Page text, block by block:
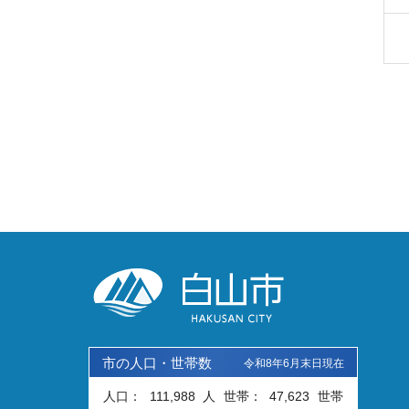
市の人口・世帯数 令和8年6月末日現在
人口： 111,988 人 世帯： 47,623 世帯